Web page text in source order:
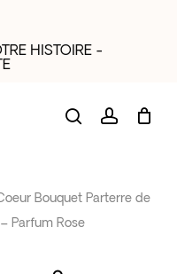
HISTOIRE -
searchaccount
Bouquet Parterre de
Parfum Rose